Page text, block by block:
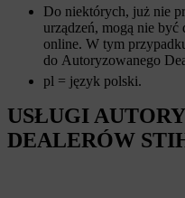
Do niektórych, już nie
urządzeń, mogą nie być
online. W tym
do Autoryzowanego
pl = język polski.
USŁUGI
DEALERÓW